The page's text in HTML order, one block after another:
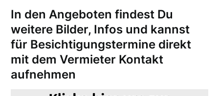
In den Angeboten findest Du
weitere Bilder, Infos und kannst
für Besichtigungstermine direkt
mit dem Vermieter Kontakt
aufnehmen